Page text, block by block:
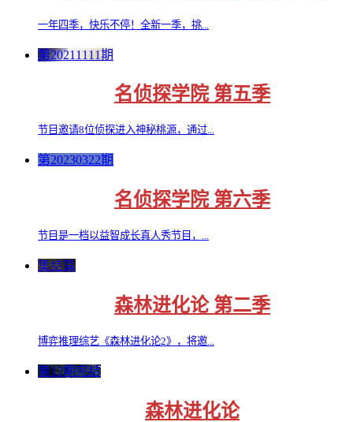
一年四季，快乐不停！全新一季，挑...
第20211111期
名侦探学院 第五季
节目邀请8位侦探进入神秘桃源，通过...
第20230322期
名侦探学院 第六季
节目是一档以益智成长真人秀节目，...
集结篇
森林进化论 第二季
博弈推理综艺《森林进化论2》，将邀...
第12期完结
森林进化论